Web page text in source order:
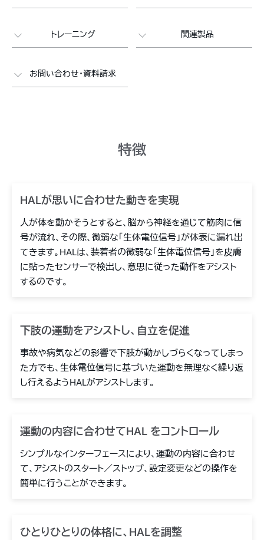
トレーニング 関連製品
お問い合わせ・資料請求
特徴
HALが思いに合わせた動きを実現
人が体を動かそうとすると、脳から神経を通じて筋肉に信
号が流れ、その際、微弱な「生体電位信号」が体表に漏れ出
てきます。HALは、装着者の微弱な「生体電位信号」を皮膚
に貼ったセンサーで検出し、意思に従った動作をアシスト
するのです。
下肢の運動をアシストし、自立を促進
事故や病気などの影響で下肢が動かしづらくなってしまっ
た方でも、生体電位信号に基づいた運動を無理なく繰り返
し行えるようHALがアシストします。
運動の内容に合わせてHAL をコントロール
シンプルなインターフェースにより、運動の内容に合わせ
て、アシストのスタート／ストップ、設定変更などの操作を
簡単に行うことができます。
ひとりひとりの体格に、HALを調整